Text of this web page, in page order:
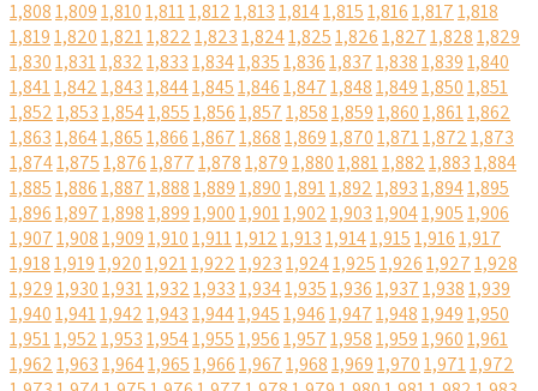
1,8081,8091,8101,8111,8121,8131,8141,8151,8161,8171,818
1,8191,8201,8211,8221,8231,8241,8251,8261,8271,8281,829
1,8301,8311,8321,8331,8341,8351,8361,8371,8381,8391,840
1,8411,8421,8431,8441,8451,8461,8471,8481,8491,8501,851
1,8521,8531,8541,8551,8561,8571,8581,8591,8601,8611,862
1,8631,8641,8651,8661,8671,8681,8691,8701,8711,8721,873
1,8741,8751,8761,8771,8781,8791,8801,8811,8821,8831,884
1,8851,8861,8871,8881,8891,8901,8911,8921,8931,8941,895
1,8961,8971,8981,8991,9001,9011,9021,9031,9041,9051,906
1,9071,9081,9091,9101,9111,9121,9131,9141,9151,9161,917
1,9181,9191,9201,9211,9221,9231,9241,9251,9261,9271,928
1,9291,9301,9311,9321,9331,9341,9351,9361,9371,9381,939
1,9401,9411,9421,9431,9441,9451,9461,9471,9481,9491,950
1,9511,9521,9531,9541,9551,9561,9571,9581,9591,9601,961
1,9621,9631,9641,9651,9661,9671,9681,9691,9701,9711,972